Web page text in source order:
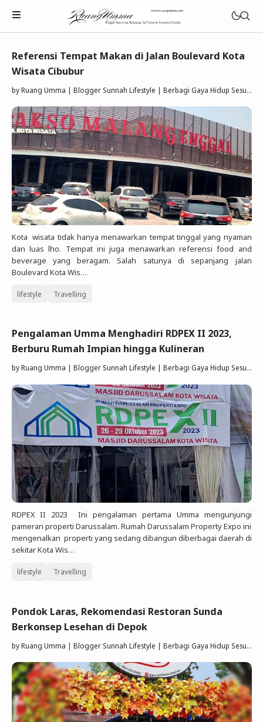
Parenting Islami
Rumah Tangga Muslimah
Lifestyle Keluarga Sunnah
Refleksi Muslimah
Review & Rekomendasi
Referensi Tempat Makan di Jalan Boulevard Kota
Wisata Cibubur
byRuang Umma | Blogger Sunnah Lifestyle | Berbagi Gaya Hidup Sesuai Quran Sunnah
Kota wisata tidak hanya menawarkan tempat tinggal yang nyaman
dan luas lho. Tempat ini juga menawarkan referensi food and
beverage yang beragam. Salah satunya di sepanjang jalan
Boulevard Kota Wis…
lifestyle Travelling
Pengalaman Umma Menghadiri RDPEX II 2023,
Berburu Rumah Impian hingga Kulineran
byRuang Umma | Blogger Sunnah Lifestyle | Berbagi Gaya Hidup Sesuai Quran Sunnah
RDPEX II 2023 Ini pengalaman pertama Umma mengunjungi
pameran properti Darussalam. Rumah Darussalam Property Expo ini
mengenalkan properti yang sedang dibangun diberbagai daerah di
sekitar Kota Wis…
lifestyle Travelling
Pondok Laras, Rekomendasi Restoran Sunda
Berkonsep Lesehan di Depok
byRuang Umma | Blogger Sunnah Lifestyle | Berbagi Gaya Hidup Sesuai Quran Sunnah